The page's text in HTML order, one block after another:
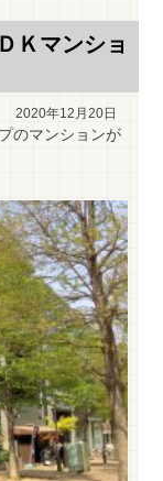
Ｋマンショ
2020年12月20日
のマンションが